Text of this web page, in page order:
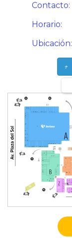
Contacto:
Horario:
Ubicación:
↑